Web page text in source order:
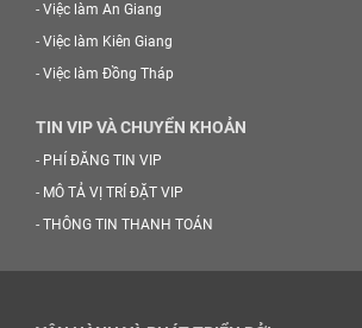
- Việc làm An Giang
- Việc làm Kiên Giang
- Việc làm Đồng Tháp
TIN VIP VÀ CHUYỂN KHOẢN
- PHÍ ĐĂNG TIN VIP
- MÔ TẢ VỊ TRÍ ĐẶT VIP
- THÔNG TIN THANH TOÁN